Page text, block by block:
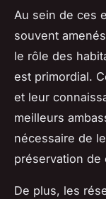
Au sein de ces
souvent
le rôle des
est primordial.
et leur
meilleurs
nécessaire de
préservation de
De plus, les